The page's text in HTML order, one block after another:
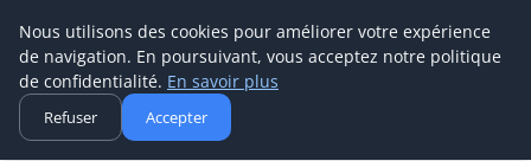
Techsumo
Accueil Création d’entreprise
Nous utilisons des cookies pour améliorer votre expérience
de navigation. En poursuivant, vous acceptez notre politique
de confidentialité. En savoir plus
Refuser Accepter